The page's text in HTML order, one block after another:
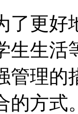
了更好
生生活
管理的
的方式